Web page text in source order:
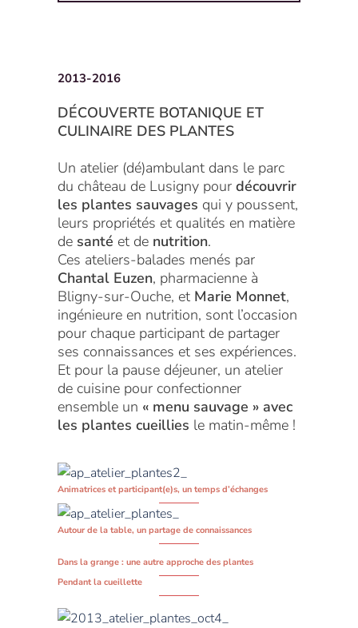
2013-2016
DÉCOUVERTE BOTANIQUE ET
CULINAIRE DES PLANTES
Un atelier (dé)ambulant dans le parc
du château de Lusigny pour découvrir
les plantes sauvages qui y poussent,
leurs propriétés et qualités en matière
de santé et de nutrition.
Ces ateliers-balades menés par
Chantal Euzen, pharmacienne à
Bligny-sur-Ouche, et Marie Monnet,
ingénieure en nutrition, sont l’occasion
pour chaque participant de partager
ses connaissances et ses expériences.
Et pour la pause déjeuner, un atelier
de cuisine pour confectionner
ensemble un « menu sauvage » avec
les plantes cueillies le matin-même !
Animatrices et participant(e)s, un temps d’échanges
Autour de la table, un partage de connaissances
Dans la grange : une autre approche des plantes
Pendant la cueillette